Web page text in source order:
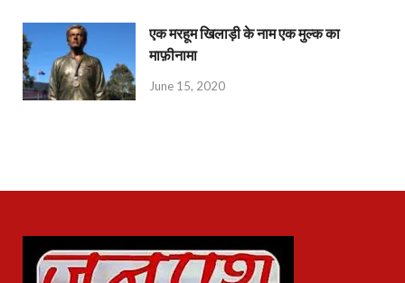
एक मरहूम खिलाड़ी के नाम एक मुल्क का
माफ़ीनामा
June 15, 2020